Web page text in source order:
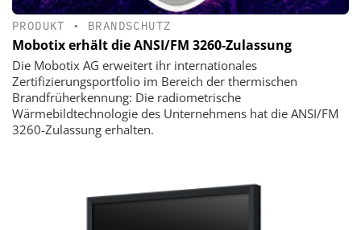
PRODUKT • BRANDSCHUTZ
Mobotix erhält die ANSI/FM 3260-Zulassung
Die Mobotix AG erweitert ihr internationales
Zertifizierungsportfolio im Bereich der thermischen
Brandfrüherkennung: Die radiometrische
Wärmebildtechnologie des Unternehmens hat die ANSI/FM
3260-Zulassung erhalten.